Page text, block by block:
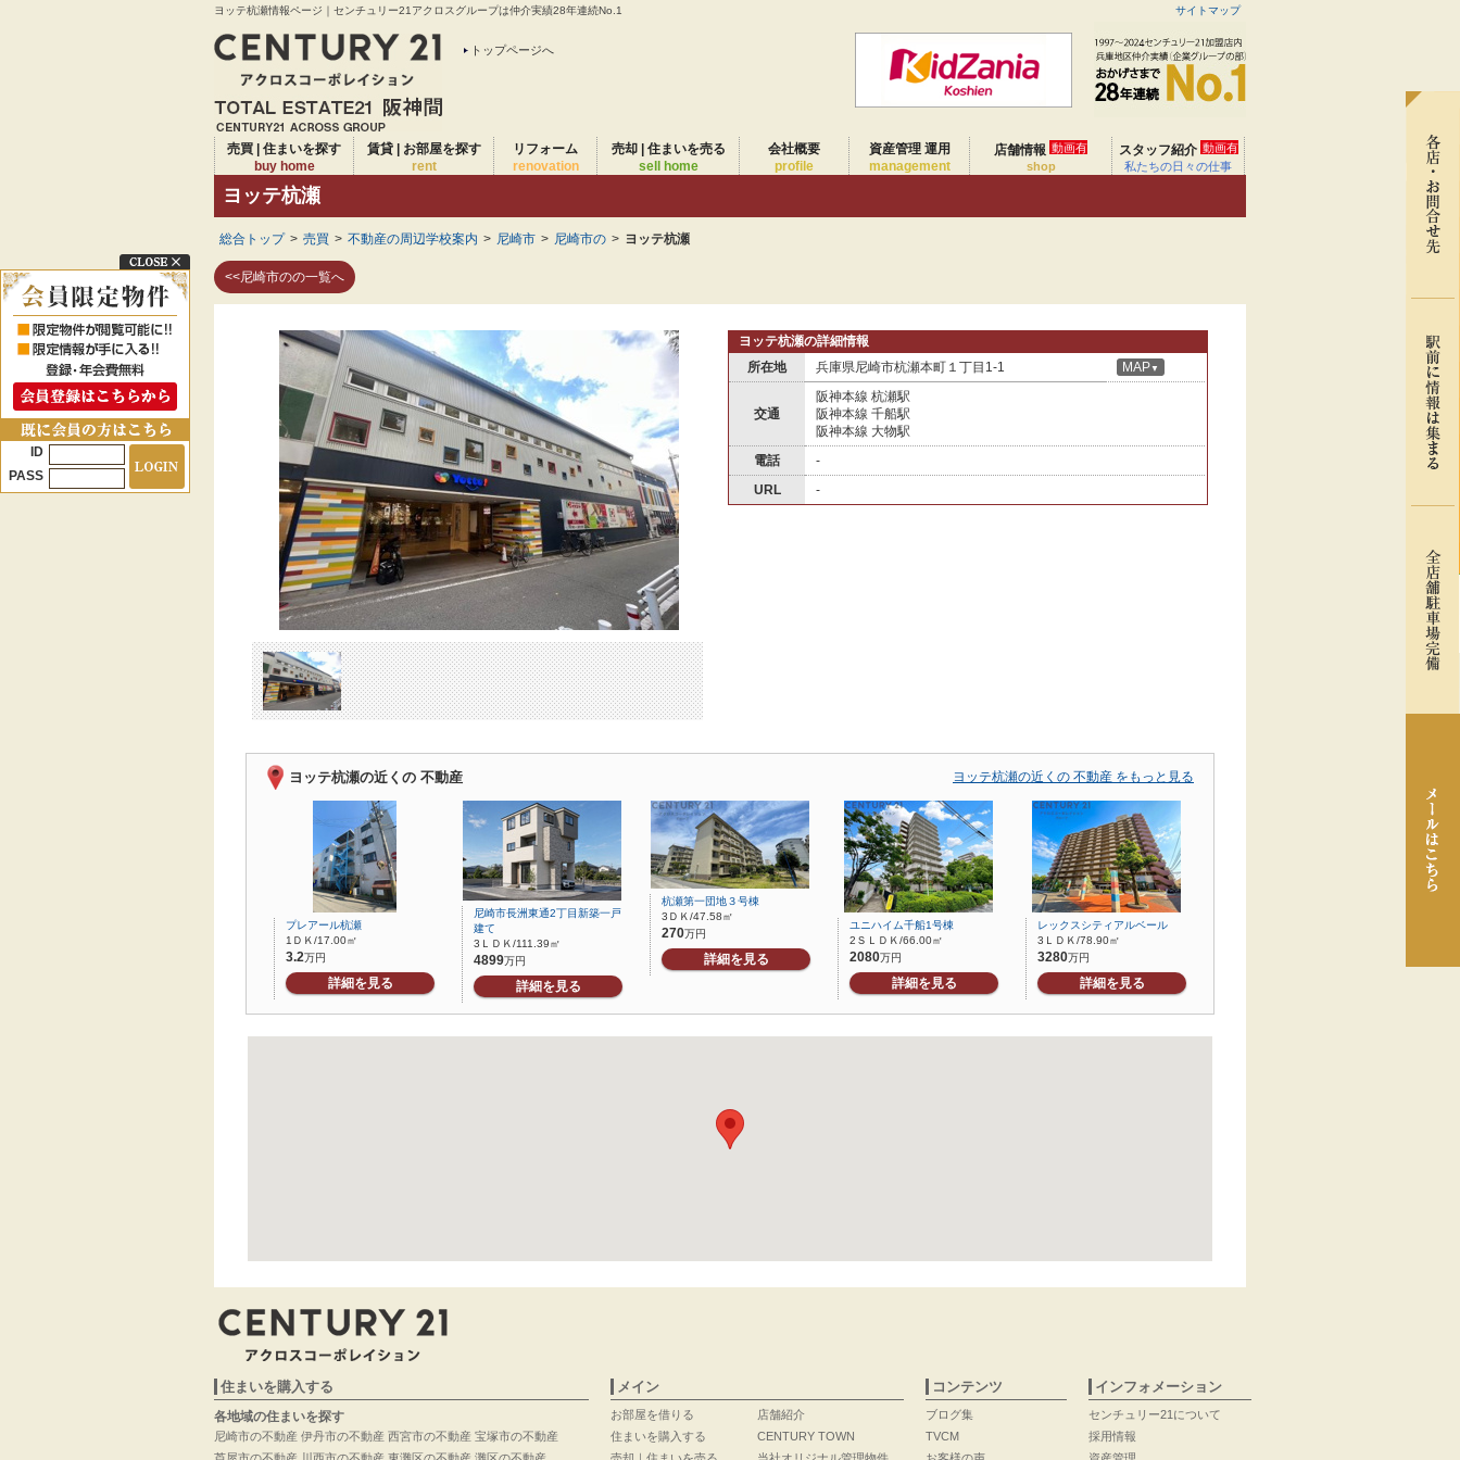
ヨッテ杭瀬情報ページ｜センチュリー21アクロスグループは仲介実績28年連続No.1 サイトマップ
トップページへ
売買 | 住まいを探す
buy home
賃貸 | お部屋を探す
rent
リフォーム
renovation
売却 | 住まいを売る
sell home
会社概要
profile
資産管理 運用
management
店舗情報 動画有
shop
スタッフ紹介 動画有
私たちの日々の仕事
ヨッテ杭瀬
総合トップ > 売買 > 不動産の周辺学校案内 > 尼崎市 > 尼崎市の > ヨッテ杭瀬
<<尼崎市のの一覧へ
ヨッテ杭瀬の詳細情報
所在地
兵庫県尼崎市杭瀬本町１丁目1-1 MAP ▼
交通
阪神本線 杭瀬駅
阪神本線 千船駅
阪神本線 大物駅
電話
-
URL
-
ヨッテ杭瀬の近くの 不動産 ヨッテ杭瀬の近くの 不動産 をもっと見る
プレアール杭瀬
1ＤＫ/17.00㎡
3.2万円
詳細を見る
尼崎市長洲東通2丁目新築一戸
建て
3ＬＤＫ/111.39㎡
4899万円
詳細を見る
杭瀬第一団地３号棟
3ＤＫ/47.58㎡
270万円
詳細を見る
ユニハイム千船1号棟
2ＳＬＤＫ/66.00㎡
2080万円
詳細を見る
レックスシティアルベール
3ＬＤＫ/78.90㎡
3280万円
詳細を見る
住まいを購入する
各地域の住まいを探す
尼崎市の不動産 伊丹市の不動産 西宮市の不動産 宝塚市の不動産
メイン
お部屋を借りる
住まいを購入する
店舗紹介
CENTURY TOWN
コンテンツ
ブログ集
TVCM
インフォメーション
センチュリー21について
採用情報
ID
PASS